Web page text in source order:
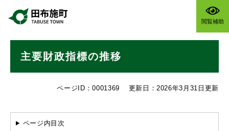
閲覧補助
主要財政指標の推移
ページID：0001369 更新日：2026年3月31日更新
ページ内目次